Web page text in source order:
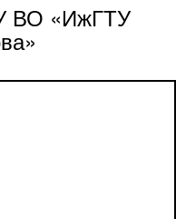
ВО «ИжГТУ